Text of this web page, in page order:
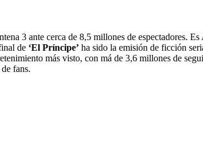
3 ante cerca de 8,5 millones de espectadores.
de ‘El Príncipe’ ha sido la emisión de ficción
más visto, con má de 3,6 millones de
fans.